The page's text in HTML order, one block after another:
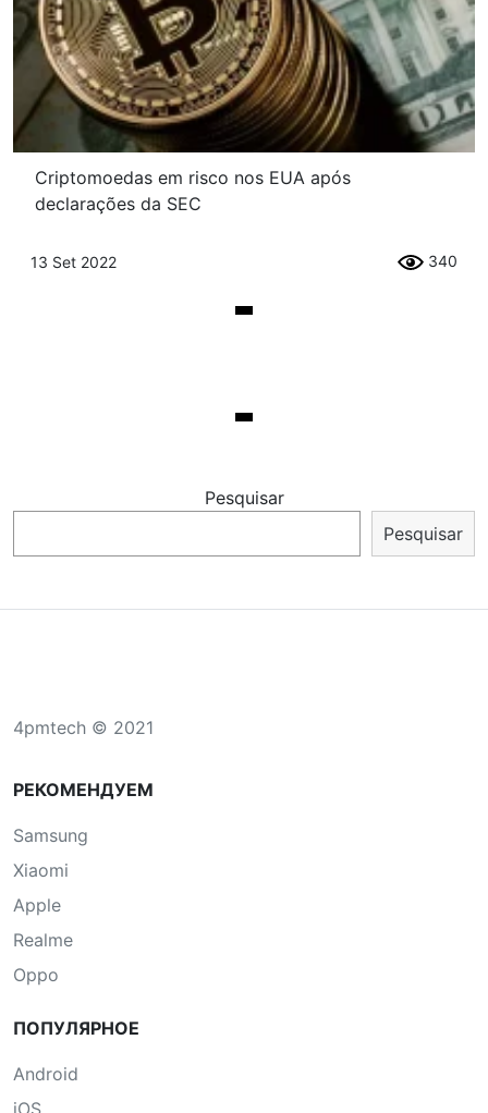
Criptomoedas em risco nos EUA após
declarações da SEC
13 Set 2022 340
Pesquisar
Pesquisar
4pmtech © 2021
РЕКОМЕНДУЕМ
Samsung
Xiaomi
Apple
Realme
Oppo
ПОПУЛЯРНОЕ
Android